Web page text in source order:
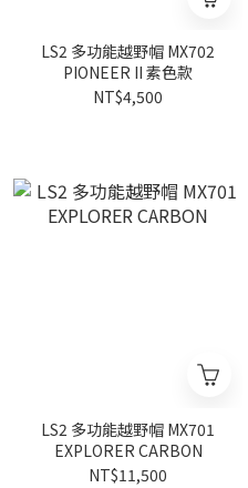
LS2 多功能越野帽 MX702
PIONEER II 素色款
NT$4,500
LS2 多功能越野帽 MX701
EXPLORER CARBON
NT$11,500